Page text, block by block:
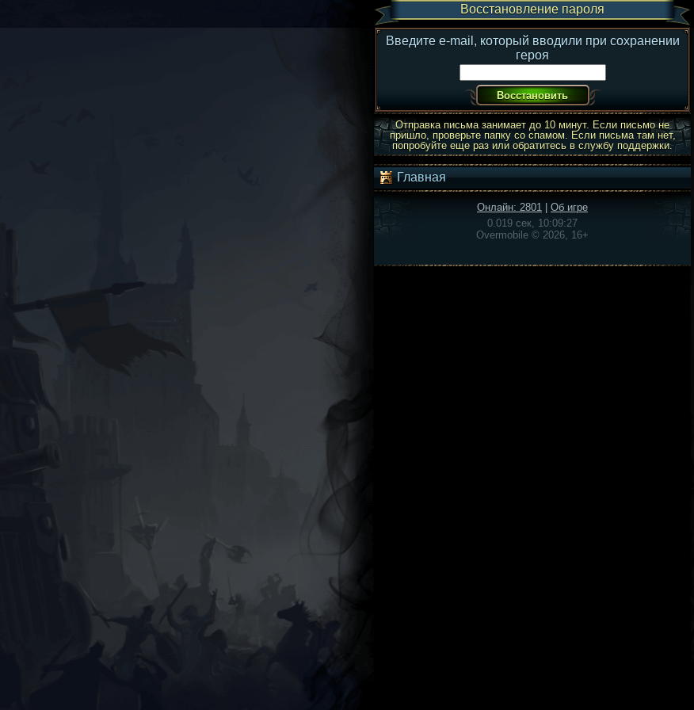
Восстановление пароля
Введите e-mail, который вводили при сохранении
героя
Отправка письма занимает до 10 минут. Если письмо не
пришло, проверьте папку со спамом. Если письма там нет,
попробуйте еще раз или обратитесь в службу поддержки.
Главная
Онлайн: 2801
Об игре
0.019 сек, 10:09:27
Overmobile © 2026, 16+